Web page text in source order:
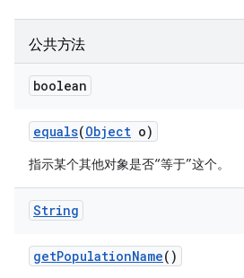
公共方法
boolean
equals(Object o)
指示某个其他对象是否“等于”这个。
String
getPopulationName()